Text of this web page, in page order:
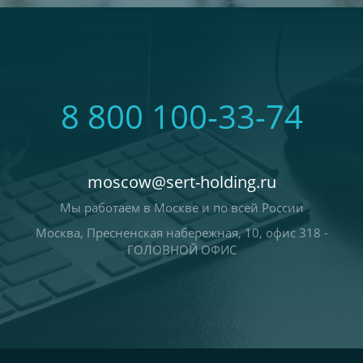
8 800 100-33-74
moscow@sert-holding.ru
Мы работаем в Москве и по всей России
Москва, Пресненская набережная, 10, офис 318 -
ГОЛОВНОЙ ОФИС